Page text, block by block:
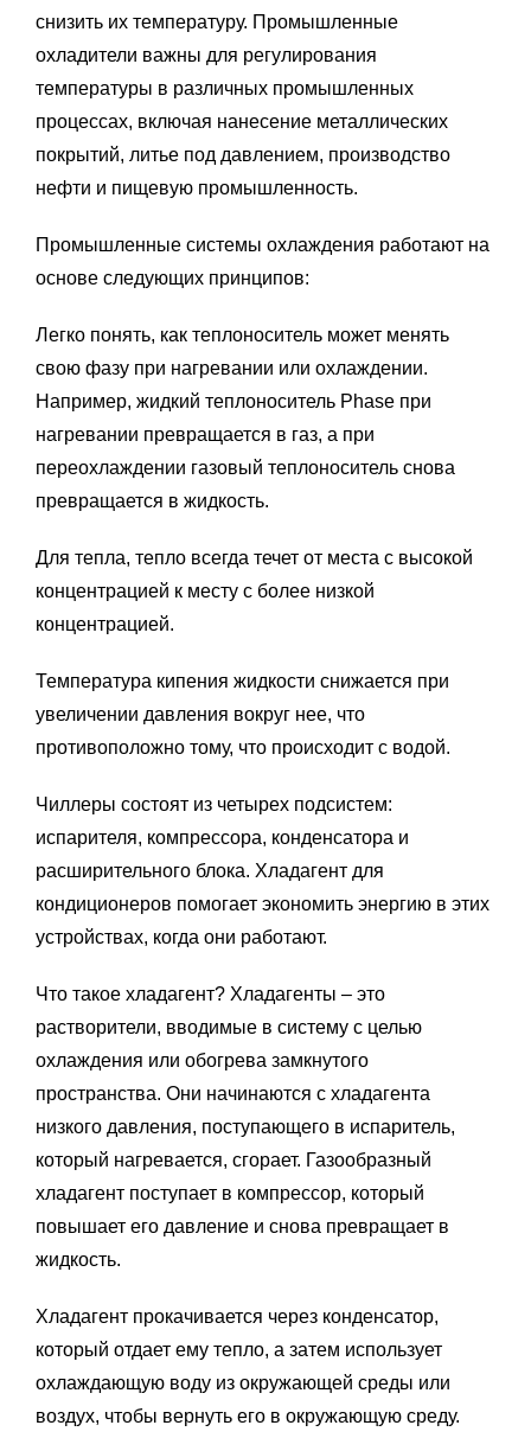
снизить их температуру. Промышленные
охладители важны для регулирования
температуры в различных промышленных
процессах, включая нанесение металлических
покрытий, литье под давлением, производство
нефти и пищевую промышленность.
Промышленные системы охлаждения работают на
основе следующих принципов:
Легко понять, как теплоноситель может менять
свою фазу при нагревании или охлаждении.
Например, жидкий теплоноситель Phase при
нагревании превращается в газ, а при
переохлаждении газовый теплоноситель снова
превращается в жидкость.
Для тепла, тепло всегда течет от места с высокой
концентрацией к месту с более низкой
концентрацией.
Температура кипения жидкости снижается при
увеличении давления вокруг нее, что
противоположно тому, что происходит с водой.
Чиллеры состоят из четырех подсистем:
испарителя, компрессора, конденсатора и
расширительного блока. Хладагент для
кондиционеров помогает экономить энергию в этих
устройствах, когда они работают.
Что такое хладагент? Хладагенты – это
растворители, вводимые в систему с целью
охлаждения или обогрева замкнутого
пространства. Они начинаются с хладагента
низкого давления, поступающего в испаритель,
который нагревается, сгорает. Газообразный
хладагент поступает в компрессор, который
повышает его давление и снова превращает в
жидкость.
Хладагент прокачивается через конденсатор,
который отдает ему тепло, а затем использует
охлаждающую воду из окружающей среды или
воздух, чтобы вернуть его в окружающую среду.